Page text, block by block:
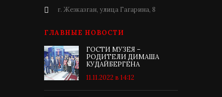
г. Жезказган, улица Гагарина, 8
ГЛАВНЫЕ НОВОСТИ
ГОСТИ МУЗЕЯ –
РОДИТЕЛИ ДИМАША
КУДАЙБЕРГЕНА
11.11.2022 в 14:12